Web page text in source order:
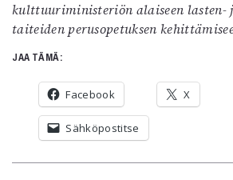
kulttuuriministeriön alaiseen lasten-
taiteiden perusopetuksen
JAA TÄMÄ:
Facebook X
Sähköpostitse